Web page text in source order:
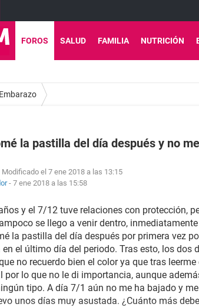
FOROS SALUD FAMILIA NUTRICIÓN
Embarazo
la pastilla del día después y no
el 7 ene 2018 a las 13:15
- 7 ene 2018 a las 15:58
y el 7/12 tuve relaciones con protección,
se llego a venir dentro,
la pastilla del día después por primera vez
el último día del periodo. Tras esto, los dos
no recuerdo bien el color ya que tras
por lo que no le di importancia, aunque
tipo. A día 7/1 aún no me ha bajado y
unos días muy asustada. ¿Cuánto más